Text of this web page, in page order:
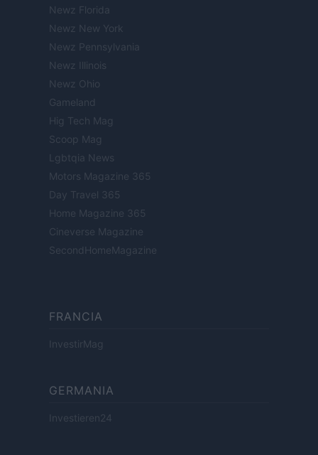
Newz Florida
Newz New York
Newz Pennsylvania
Newz Illinois
Newz Ohio
Gameland
Hig Tech Mag
Scoop Mag
Lgbtqia News
Motors Magazine 365
Day Travel 365
Home Magazine 365
Cineverse Magazine
SecondHomeMagazine
FRANCIA
InvestirMag
GERMANIA
Investieren24